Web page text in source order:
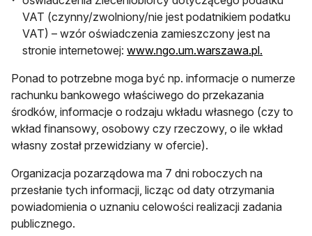
VAT (czynny/zwolniony/nie jest podatnikiem podatku
VAT) – wzór oświadczenia zamieszczony jest na
stronie internetowej: www.ngo.um.warszawa.pl.
Ponad to potrzebne moga być np. informacje o numerze
rachunku bankowego właściwego do przekazania
środków, informacje o rodzaju wkładu własnego (czy to
wkład finansowy, osobowy czy rzeczowy, o ile wkład
własny został przewidziany w ofercie).
Organizacja pozarządowa ma 7 dni roboczych na
przesłanie tych informacji, licząc od daty otrzymania
powiadomienia o uznaniu celowości realizacji zadania
publicznego.